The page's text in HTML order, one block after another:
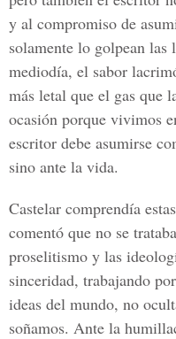
y al compromiso de
solamente lo golpean
mediodía, el sabor
más letal que el gas que
ocasión porque vivimos
escritor debe asumirse
sino ante la vida.
Castelar comprendía
comentó que no se
proselitismo y las
sinceridad, trabajando
ideas del mundo, no
soñamos. Ante la